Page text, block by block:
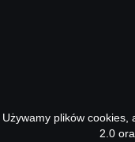
Używamy plików cookies,
2.0